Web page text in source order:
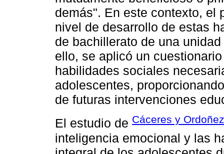
demás". En este contexto, el
nivel de desarrollo de estas
de bachillerato de una
ello, se aplicó un
habilidades sociales
adolescentes,
de futuras intervenciones
El estudio de Cáceres y
inteligencia emocional y las